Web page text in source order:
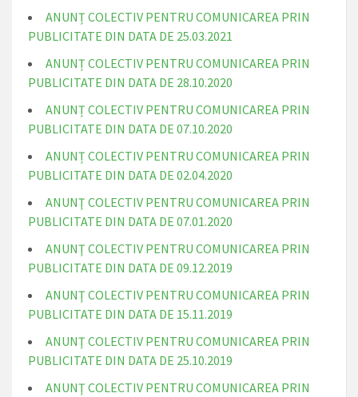
ANUNȚ COLECTIV PENTRU COMUNICAREA PRIN
PUBLICITATE DIN DATA DE 25.03.2021
ANUNȚ COLECTIV PENTRU COMUNICAREA PRIN
PUBLICITATE DIN DATA DE 28.10.2020
ANUNȚ COLECTIV PENTRU COMUNICAREA PRIN
PUBLICITATE DIN DATA DE 07.10.2020
ANUNȚ COLECTIV PENTRU COMUNICAREA PRIN
PUBLICITATE DIN DATA DE 02.04.2020
ANUNŢ COLECTIV PENTRU COMUNICAREA PRIN
PUBLICITATE DIN DATA DE 07.01.2020
ANUNŢ COLECTIV PENTRU COMUNICAREA PRIN
PUBLICITATE DIN DATA DE 09.12.2019
ANUNŢ COLECTIV PENTRU COMUNICAREA PRIN
PUBLICITATE DIN DATA DE 15.11.2019
ANUNŢ COLECTIV PENTRU COMUNICAREA PRIN
PUBLICITATE DIN DATA DE 25.10.2019
ANUNŢ COLECTIV PENTRU COMUNICAREA PRIN